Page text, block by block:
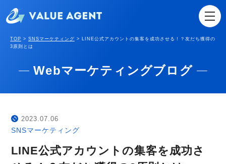
TOP > SNSマーケティング > LINE公式アカウントの集客を成功させる！？友だち獲得の
3原則とは
Webマーケティングブログ
2023.07.06
SNSマーケティング
LINE公式アカウントの集客を成功さ